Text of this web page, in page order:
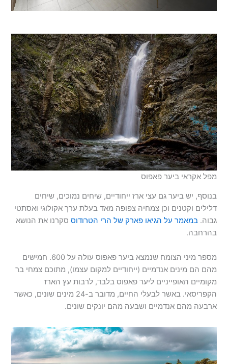
מפל אקראי ביער פאפוס
בנוסף, יש ביער גם עצי ארז ייחודיים, שיחים נמוכים, שיחים
דלילים וקטנים וכן צמחיה צפופה מאד בעלת ערך אקולוגי ואסתטי
גבוה.במאמר על הגיאו פארק של הרי הטרודוס סקרנו את הנושא
בהרחבה.
מספר מיני הצומח שנמצא ביער פאפוס עולה על 600. חמישים
מהם הם מינים אנדמיים (ייחודיים למקום עצמו), מתוכם צמחי בר
מקומיים האופייניים ליער פאפוס בלבד, לרבות עץ הארז
הקפריסאי. באשר לבעלי החיים, מדובר ב-24 מינים שונים, כאשר
ארבעה מהם אנדמיים ושבעה מהם יונקים שונים.